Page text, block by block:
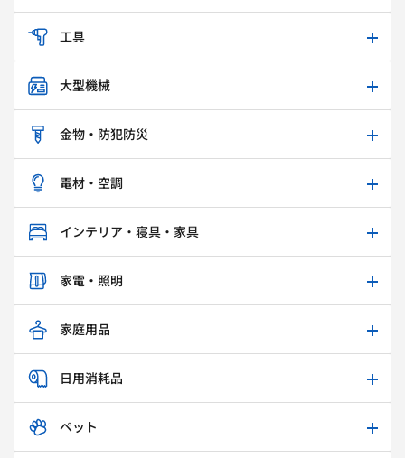
工具
大型機械
金物・防犯防災
電材・空調
インテリア・寝具・家具
家電・照明
家庭用品
日用消耗品
ペット